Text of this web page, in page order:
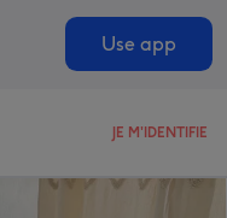
Use app
JE M'IDENTIFIE